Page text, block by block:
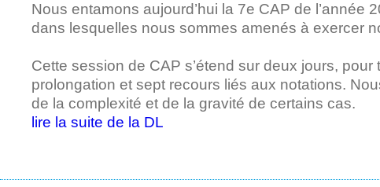
Nous entamons aujourd’hui la 7e CAP de
dans lesquelles nous sommes amenés à exercer
Cette session de CAP s’étend sur deux jours,
prolongation et sept recours liés aux notations.
de la complexité et de la gravité de certains cas.
lire la suite de la DL